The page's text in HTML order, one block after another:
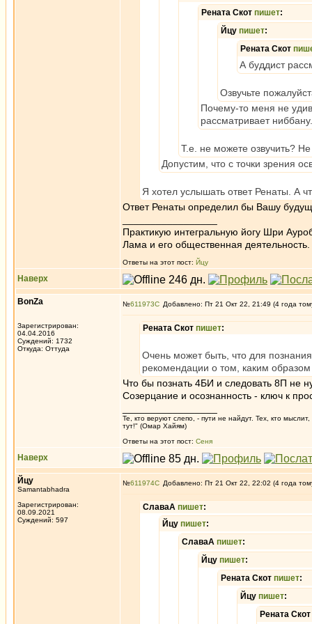
Рената Скот пишет:
Йцу пишет:
Рената Скот
А буддист
Озвучьте
Почему-то меня не
рассматривает ниббану.
Т.е. не можете озвучить?
Допустим, что с точки зрения
Я хотел услышать ответ Ренаты. А
Ответ Ренаты определил бы Вашу
Практикую интегральную йогу Шри
Лама и его общественная деятельность.
Ответы на этот пост: Йцу
Наверх
BonZa
Зарегистрирован:
04.04.2016
Суждений: 1732
Откуда: Oттyдa
№611973 Добавлено: Пт 21 Окт 22, 21:49 (4 года
Рената Скот пишет:
Очень может быть, что для
рекомендации о том, каким
Что бы познать 4БИ и следовать 8П не
Созерцание и осознанность - ключ к
Те, кто веруют слепо, - пути не найдут. Тех, кто
тут!" (Омар Хайям)
Ответы на этот пост: Сеня
Наверх
Йцу
Samantabhadra
Зарегистрирован:
08.09.2021
Суждений: 597
№611974 Добавлено: Пт 21 Окт 22, 22:02 (4 года
СлаваА пишет:
Йцу пишет:
СлаваА пишет:
Йцу пишет:
Рената Скот пишет:
Йцу пишет:
Рената Скот